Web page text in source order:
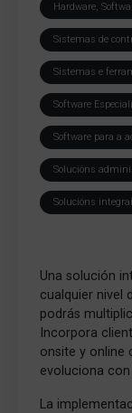
Hardware,
Sistemas de
Sistemas e
Software
Software para a
Solucións
Solucións
Una solución
cualquier nivel
podrás
Incorpora
onsite y online
evoluciona
La